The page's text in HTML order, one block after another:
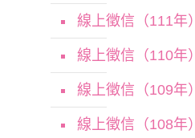
線上徵信（111年）
線上徵信（110年）
線上徵信（109年）
線上徵信（108年）